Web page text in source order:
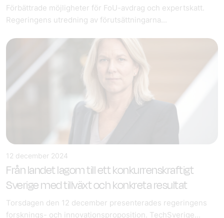
Förbättrade möjligheter för FoU-avdrag och expertskatt.
Regeringens utredning av förutsättningarna...
12 december 2024
Från landet lagom till ett konkurrenskraftigt
Sverige med tillväxt och konkreta resultat
Torsdagen den 12 december presenterades regeringens
forsknings- och innovationsproposition. TechSverige...